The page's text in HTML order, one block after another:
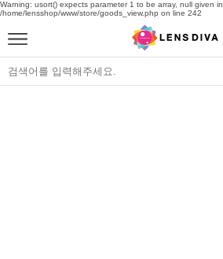
Warning: usort() expects parameter 1 to be array, null given in
/home/lensshop/www/store/goods_view.php on line 242